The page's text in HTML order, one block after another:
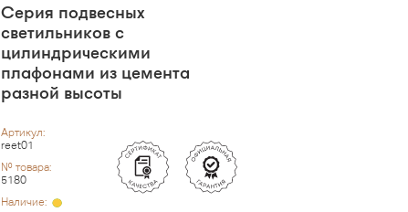
Серия подвесных
светильников с
цилиндрическими
плафонами из цемента
разной высоты
Артикул:
reet01
№ товара:
5180
Наличие: